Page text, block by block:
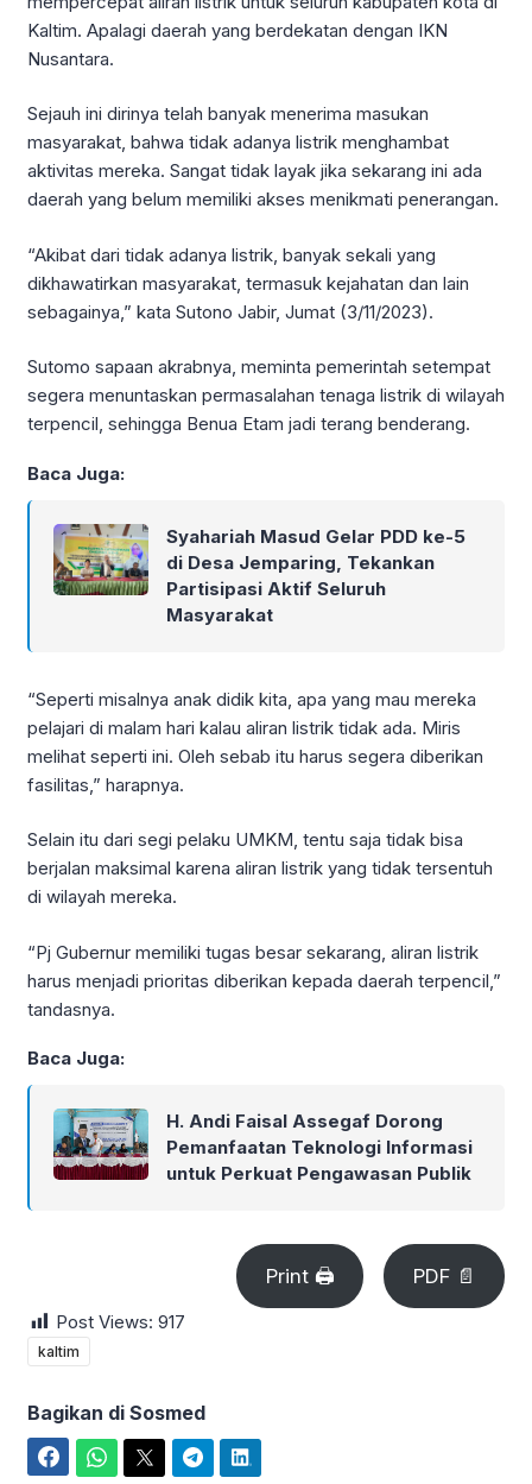
Kaltim. Apalagi daerah yang berdekatan dengan IKN
Nusantara.
Sejauh ini dirinya telah banyak menerima masukan
masyarakat, bahwa tidak adanya listrik menghambat
aktivitas mereka. Sangat tidak layak jika sekarang ini ada
daerah yang belum memiliki akses menikmati penerangan.
“Akibat dari tidak adanya listrik, banyak sekali yang
dikhawatirkan masyarakat, termasuk kejahatan dan lain
sebagainya,” kata Sutono Jabir, Jumat (3/11/2023).
Sutomo sapaan akrabnya, meminta pemerintah setempat
segera menuntaskan permasalahan tenaga listrik di wilayah
terpencil, sehingga Benua Etam jadi terang benderang.
Baca Juga:
Syahariah Masud Gelar PDD ke-5
di Desa Jemparing, Tekankan
Partisipasi Aktif Seluruh
Masyarakat
“Seperti misalnya anak didik kita, apa yang mau mereka
pelajari di malam hari kalau aliran listrik tidak ada. Miris
melihat seperti ini. Oleh sebab itu harus segera diberikan
fasilitas,” harapnya.
Selain itu dari segi pelaku UMKM, tentu saja tidak bisa
berjalan maksimal karena aliran listrik yang tidak tersentuh
di wilayah mereka.
“Pj Gubernur memiliki tugas besar sekarang, aliran listrik
harus menjadi prioritas diberikan kepada daerah terpencil,”
tandasnya.
Baca Juga:
H. Andi Faisal Assegaf Dorong
Pemanfaatan Teknologi Informasi
untuk Perkuat Pengawasan Publik
Print 🖨 PDF 📄
Post Views: 917
kaltim
Bagikan di Sosmed